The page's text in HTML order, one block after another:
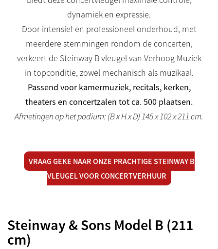
dynamiek en expressie.
Door intensief en professioneel onderhoud, met
meerdere stemmingen rondom de concerten,
verkeert de Steinway B vleugel van Verhoog Muziek
in topconditie, zowel mechanisch als muzikaal.
Passend voor kamermuziek, recitals, kerken,
theaters en concertzalen tot ca. 500 plaatsen.
Afmetingen op het podium: (B x H x D) 145 x 102 x 211 cm.
VRAAG GEKE NAAR ONZE PRACHTIGE STEINWAY B
VLEUGEL VOOR CONCERTVERHUUR
Steinway & Sons Model B (211
cm)